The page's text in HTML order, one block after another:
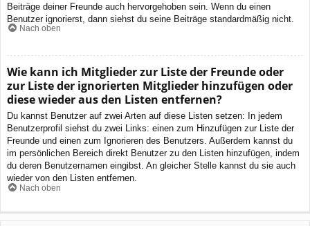
Beiträge deiner Freunde auch hervorgehoben sein. Wenn du einen
Benutzer ignorierst, dann siehst du seine Beiträge standardmäßig nicht.
Nach oben
Wie kann ich Mitglieder zur Liste der Freunde oder
zur Liste der ignorierten Mitglieder hinzufügen oder
diese wieder aus den Listen entfernen?
Du kannst Benutzer auf zwei Arten auf diese Listen setzen: In jedem
Benutzerprofil siehst du zwei Links: einen zum Hinzufügen zur Liste der
Freunde und einen zum Ignorieren des Benutzers. Außerdem kannst du
im persönlichen Bereich direkt Benutzer zu den Listen hinzufügen, indem
du deren Benutzernamen eingibst. An gleicher Stelle kannst du sie auch
wieder von den Listen entfernen.
Nach oben